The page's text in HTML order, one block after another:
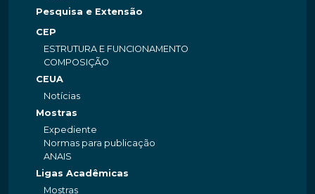
Pesquisa e Extensão
CEP
ESTRUTURA E FUNCIONAMENTO
COMPOSIÇÃO
CEUA
Notícias
Mostras
Expediente
Normas para publicação
ANAIS
Ligas Acadêmicas
Mostras